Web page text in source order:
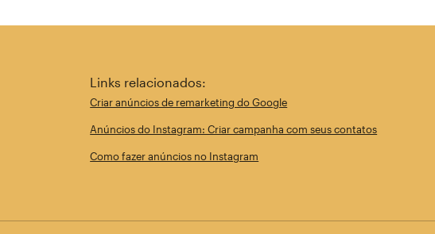
Links relacionados:
Criar anúncios de remarketing do Google
Anúncios do Instagram: Criar campanha com seus contatos
Como fazer anúncios no Instagram